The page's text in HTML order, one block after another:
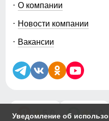
Уведомление об
О компании
Новости компании
Вакансии
5.0 5.0